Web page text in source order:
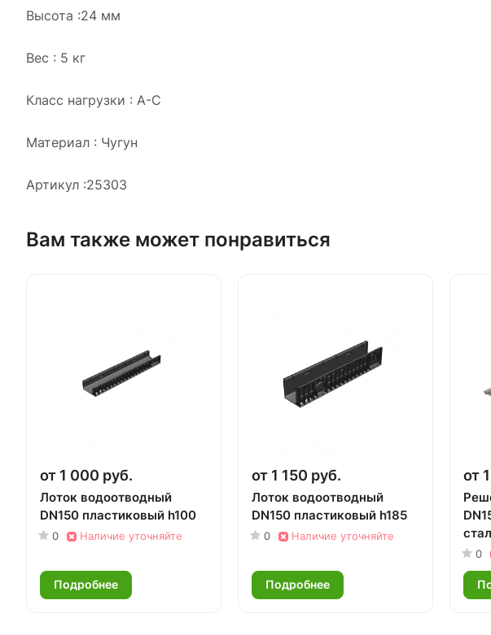
Высота :24 мм
Вес : 5 кг
Класс нагрузки : А-C
Материал : Чугун
Артикул :25303
Вам также может понравиться
от 1 000 руб.
Лоток водоотводный
DN150 пластиковый h100
0 Наличие уточняйте
Подробнее
от 1 150 руб.
Лоток водоотводный
DN150 пластиковый h185
0 Наличие уточняйте
Подробнее
от
0